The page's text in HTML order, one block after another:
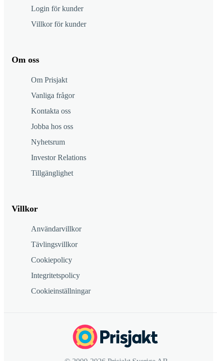
Login för kunder
Villkor för kunder
Om oss
Om Prisjakt
Vanliga frågor
Kontakta oss
Jobba hos oss
Nyhetsrum
Investor Relations
Tillgänglighet
Villkor
Användarvillkor
Tävlingsvillkor
Cookiepolicy
Integritetspolicy
Cookieinställningar